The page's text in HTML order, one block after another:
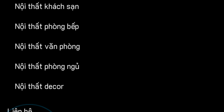
Nội thất khách sạn
Nội thất phòng bếp
Nội thất văn phòng
Nội thất phòng ngủ
Nội thất decor